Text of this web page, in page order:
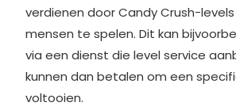
verdienen door Candy Crush-
mensen te spelen. Dit kan
via een dienst die level service
kunnen dan betalen om een
voltooien.